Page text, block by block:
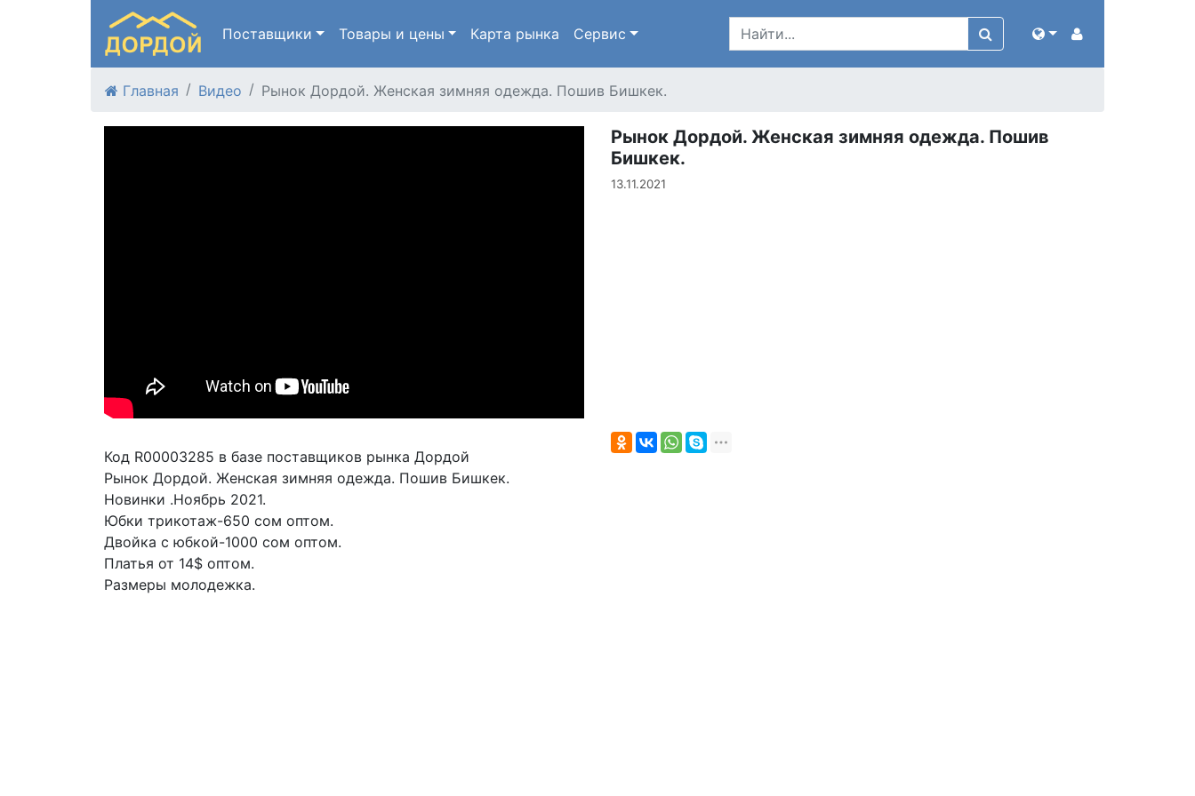
Поставщики Товары и цены Карта рынка Сервис
Главная Видео Рынок Дордой. Женская зимняя одежда. Пошив Бишкек.
Рынок Дордой. Женская зимняя одежда. Пошив
Бишкек.
13.11.2021
Код R00003285 в базе поставщиков рынка Дордой
Рынок Дордой. Женская зимняя одежда. Пошив Бишкек.
Новинки .Ноябрь 2021.
Юбки трикотаж-650 сом оптом.
Двойка с юбкой-1000 сом оптом.
Платья от 14$ оптом.
Размеры молодежка.